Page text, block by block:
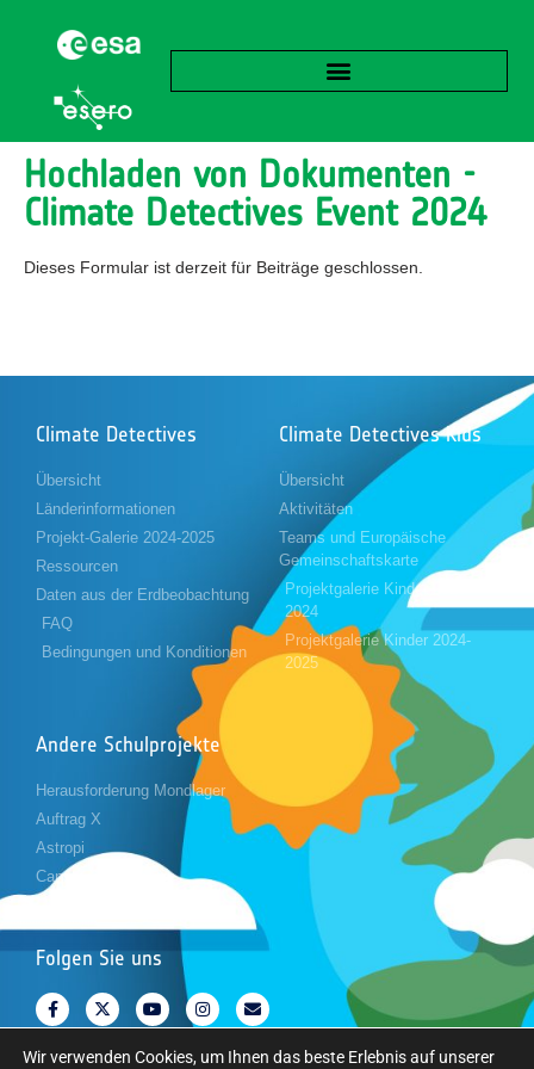
Hochladen von Dokumenten -
Climate Detectives Event 2024
Dieses Formular ist derzeit für Beiträge geschlossen.
Climate Detectives
Übersicht
Länderinformationen
Projekt-Galerie 2024-2025
Ressourcen
Daten aus der Erdbeobachtung
FAQ
Bedingungen und Konditionen
Climate Detectives Kids
Übersicht
Aktivitäten
Teams und Europäische
Gemeinschaftskarte
Projektgalerie Kinder 2023-
2024
Projektgalerie Kinder 2024-
2025
Andere Schulprojekte
Herausforderung Mondlager
Auftrag X
Astropi
Cansat
Folgen Sie uns
Wir verwenden Cookies, um Ihnen das beste Erlebnis auf unserer